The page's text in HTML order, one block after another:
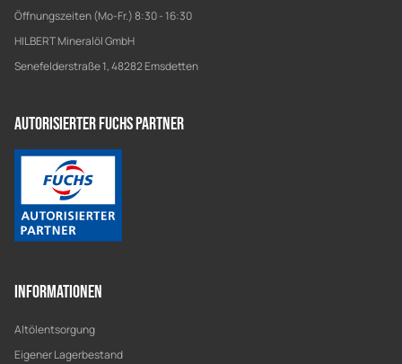
Öffnungszeiten (Mo-Fr.) 8:30 - 16:30
HILBERT Mineralöl GmbH
Senefelderstraße 1, 48282 Emsdetten
Autorisierter Fuchs Partner
Informationen
Altölentsorgung
Eigener Lagerbestand